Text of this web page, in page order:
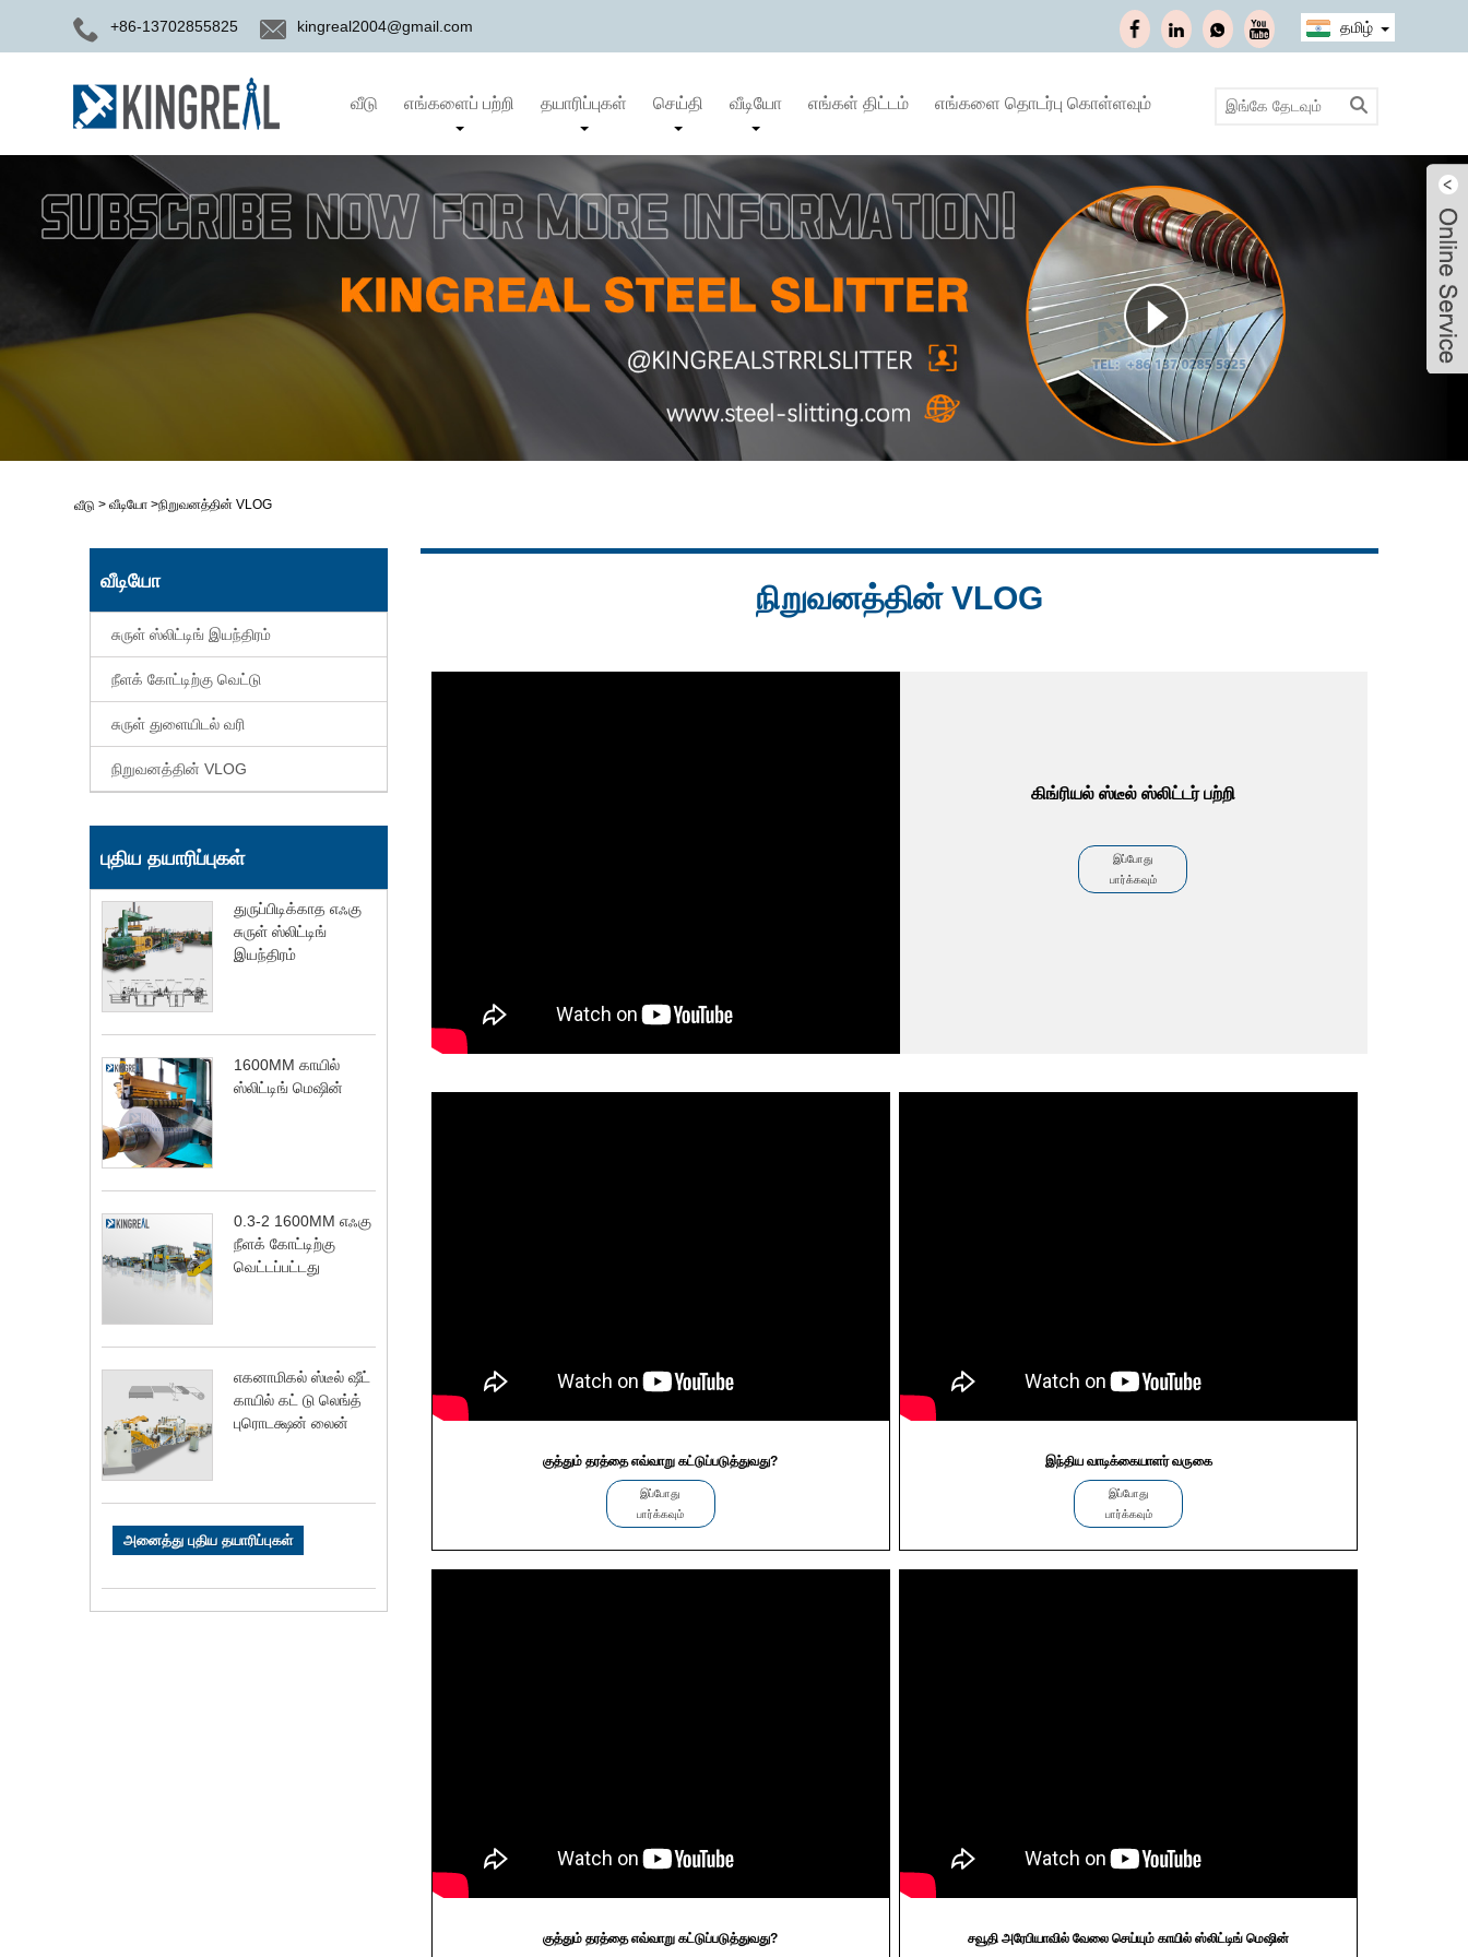
+86-13702855825 kingreal2004@gmail.com தமிழ்
வீடு எங்களைப் பற்றி தயாரிப்புகள் செய்தி வீடியோ எங்கள் திட்டம் எங்களை தொடர்பு கொள்ளவும்
வீடு > வீடியோ >நிறுவனத்தின் VLOG
வீடியோ
சுருள் ஸ்லிட்டிங் இயந்திரம்
நீளக் கோட்டிற்கு வெட்டு
சுருள் துளையிடல் வரி
நிறுவனத்தின் VLOG
புதிய தயாரிப்புகள்
துருப்பிடிக்காத எஃகு
சுருள் ஸ்லிட்டிங்
இயந்திரம்
1600MM காயில்
ஸ்லிட்டிங் மெஷின்
0.3-2 1600MM எஃகு
நீளக் கோட்டிற்கு
வெட்டப்பட்டது
எகனாமிகல் ஸ்டீல் ஷீட்
காயில் கட் டு லெங்த்
புரொடக்ஷன் லைன்
அனைத்து புதிய தயாரிப்புகள்
நிறுவனத்தின் VLOG
கிங்ரியல் ஸ்டீல் ஸ்லிட்டர் பற்றி
இப்போது
பார்க்கவும்
குத்தும் தரத்தை எவ்வாறு கட்டுப்படுத்துவது?
இப்போது
பார்க்கவும்
இந்திய வாடிக்கையாளர் வருகை
இப்போது
பார்க்கவும்
குத்தும் தரத்தை எவ்வாறு கட்டுப்படுத்துவது? சவூதி அரேபியாவில் வேலை செய்யும் காயில் ஸ்லிட்டிங் மெஷின்